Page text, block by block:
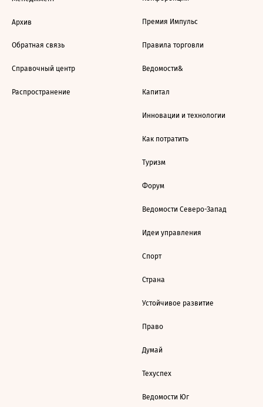
Архив
Обратная связь
Справочный центр
Распространение
Премия Импульс
Правила торговли
Ведомости&
Капитал
Инновации и технологии
Как потратить
Туризм
Форум
Ведомости Северо-Запад
Идеи управления
Спорт
Страна
Устойчивое развитие
Право
Думай
Техуспех
Ведомости Юг